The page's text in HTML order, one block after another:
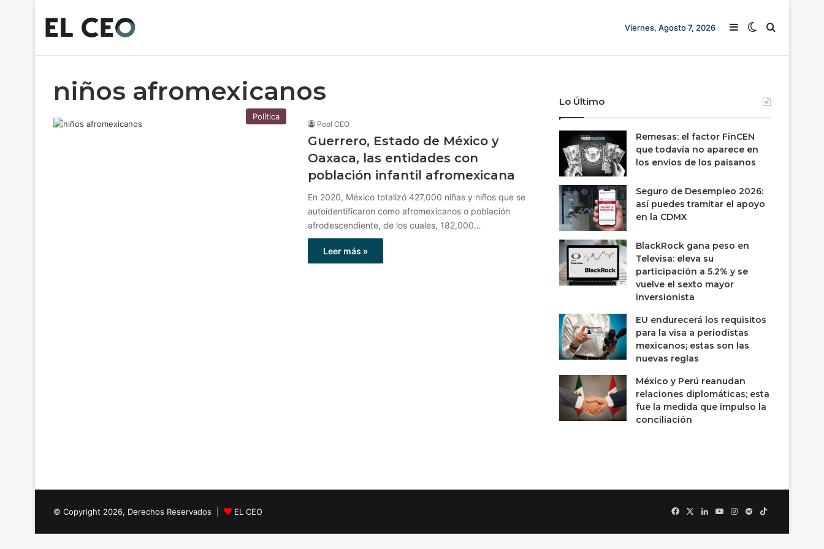
Viernes, Agosto 7, 2026 Barra lateral
Switch skin
Buscar
niños afromexicanos
Política
Pool CEO
Guerrero, Estado de México y
Oaxaca, las entidades con
población infantil afromexicana
En 2020, México totalizó 427,000 niñas y niños que se
autoidentificaron como afromexicanos o población
afrodescendiente, de los cuales, 182,000…
Leer más »
Lo Último
Remesas: el factor FinCEN
que todavía no aparece en
los envíos de los paisanos
Seguro de Desempleo 2026:
así puedes tramitar el apoyo
en la CDMX
BlackRock gana peso en
Televisa: eleva su
participación a 5.2% y se
vuelve el sexto mayor
inversionista
EU endurecerá los requisitos
para la visa a periodistas
mexicanos; estas son las
nuevas reglas
México y Perú reanudan
relaciones diplomáticas; esta
fue la medida que impulso la
conciliación
© Copyright 2026, Derechos Reservados | EL CEO FacebookLinkedInYouTubeInstagram
SpotifyTikTok